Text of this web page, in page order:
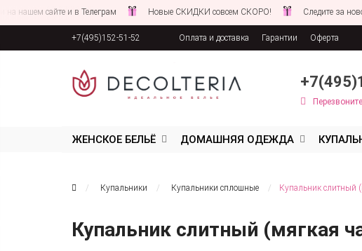
сайте и в Телеграм Новые СКИДКИ совсем СКОРО! Следите за новостями
+7(495)152-51-52 Оплата и доставка Гарантии Оферта
ЖЕНСКОЕ БЕЛЬЁ ДОМАШНЯЯ ОДЕЖДА
Купальники Купальники сплошные Купальник слитный
Купальник слитный (мягкая